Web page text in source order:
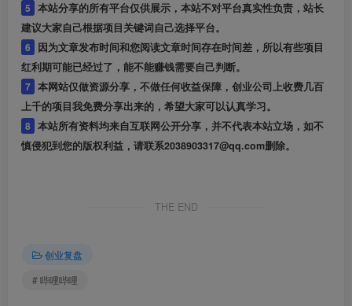
5 本站分享的所有平台仅供展示，本站不对平台真实性负责，站长
建议大家自己根据项目关键词自己选择平台。
6
因为文章发布时间和您阅读文章时间存在时间差，所以有些项目
红利期可能已经过了，能不能赚钱需要自己判断。
7 本网站仅做资源分享，不做任何收益保障，创业公司上收费几百
上千的项目我免费分享出来的，希望大家可以认真学习。
8 本站所有资料均来自互联网公开分享，并不代表本站立场，如不
慎侵犯到您的版权利益，请联系2038903317@qq.com删除。
THE END
创业复盘
# 哔哩哔哩